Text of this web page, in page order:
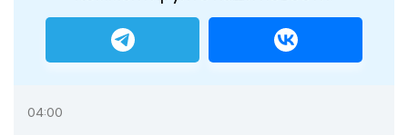
04:00